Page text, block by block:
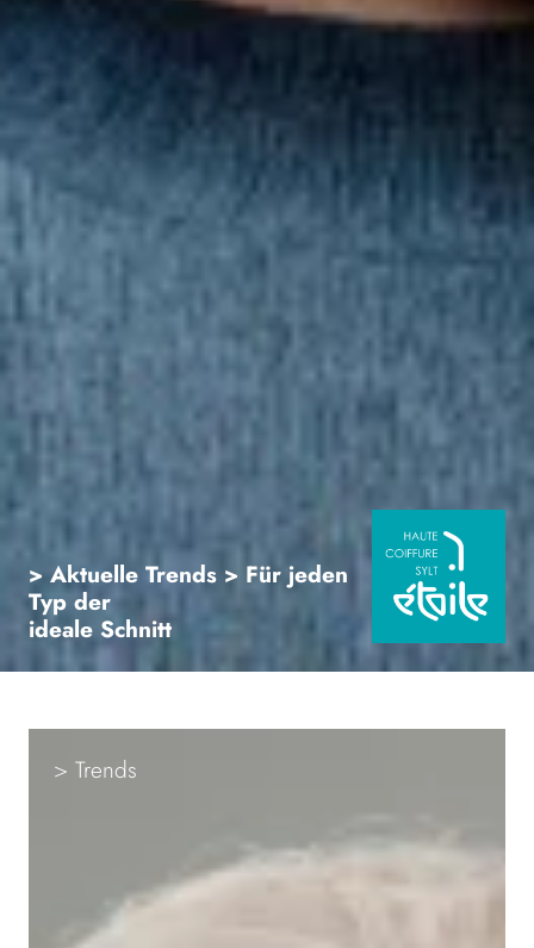
> Aktuelle Trends > Für jeden
Typ der
ideale Schnitt
> Trends